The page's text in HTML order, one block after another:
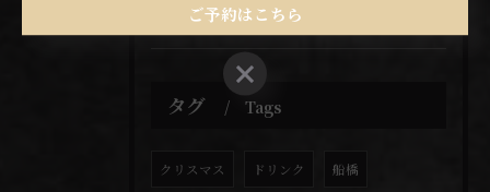
タグ Tags
クリスマス ドリンク 船橋
ご予約はこちら
ご予約はこちら